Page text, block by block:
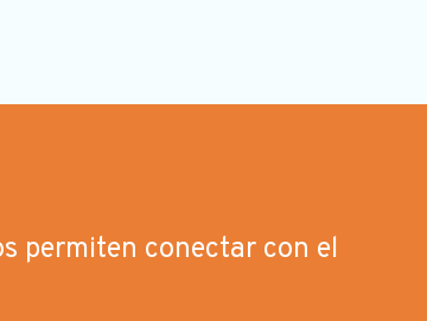
permiten conectar con el